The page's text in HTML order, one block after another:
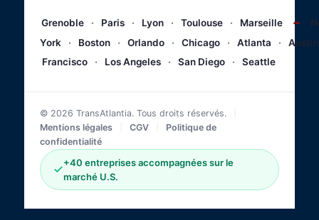
Grenoble · Paris · Lyon · Toulouse · Marseille ~
York
· Boston · Orlando · Chicago · Atlanta ·
Austin
Francisco
· Los Angeles · San Diego · Seattle
© 2026 TransAtlantia. Tous droits réservés.
Mentions légales
CGV
Politique de
confidentialité
+40 entreprises accompagnées sur le
marché U.S.